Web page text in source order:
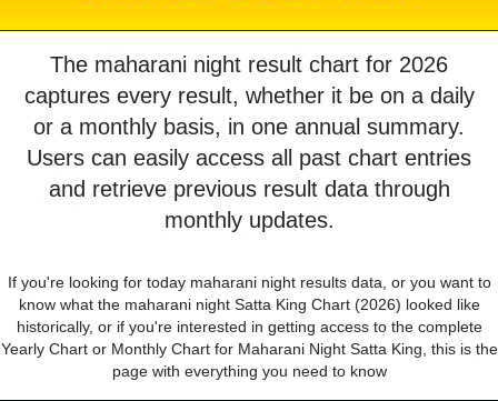
The maharani night result chart for 2026
captures every result, whether it be on a daily
or a monthly basis, in one annual summary.
Users can easily access all past chart entries
and retrieve previous result data through
monthly updates.
If you're looking for today maharani night results data, or you want to
know what the maharani night Satta King Chart (2026) looked like
historically, or if you're interested in getting access to the complete
Yearly Chart or Monthly Chart for Maharani Night Satta King, this is the
page with everything you need to know